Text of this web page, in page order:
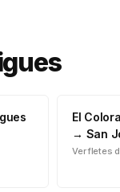
El
→ San
Ver fletes